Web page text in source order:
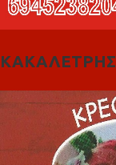
ΚΑΚΑΛΕΤΡΗΣ